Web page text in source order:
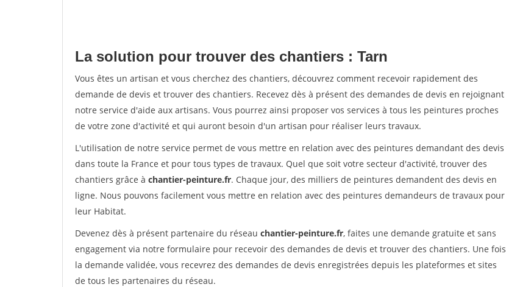
La solution pour trouver des chantiers : Tarn
Vous êtes un artisan et vous cherchez des chantiers, découvrez comment recevoir rapidement des
demande de devis et trouver des chantiers. Recevez dès à présent des demandes de devis en rejoignant
notre service d'aide aux artisans. Vous pourrez ainsi proposer vos services à tous les peintures proches
de votre zone d'activité et qui auront besoin d'un artisan pour réaliser leurs travaux.
L'utilisation de notre service permet de vous mettre en relation avec des peintures demandant des devis
dans toute la France et pour tous types de travaux. Quel que soit votre secteur d'activité, trouver des
chantiers grâce à chantier-peinture.fr. Chaque jour, des milliers de peintures demandent des devis en
ligne. Nous pouvons facilement vous mettre en relation avec des peintures demandeurs de travaux pour
leur Habitat.
Devenez dès à présent partenaire du réseau chantier-peinture.fr, faites une demande gratuite et sans
engagement via notre formulaire pour recevoir des demandes de devis et trouver des chantiers. Une fois
la demande validée, vous recevrez des demandes de devis enregistrées depuis les plateformes et sites
de tous les partenaires du réseau.